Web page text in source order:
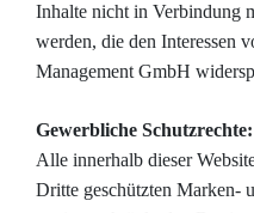
Inhalte nicht in Verbindung
werden, die den Interessen
Management GmbH
Gewerbliche Schutzrechte:
Alle innerhalb dieser
Dritte geschützten Marken-